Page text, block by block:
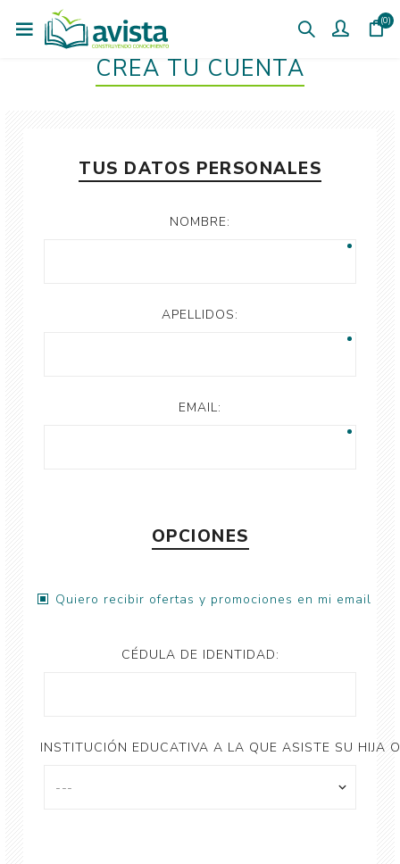
(0)
CREÁ TU CUENTA
TUS DATOS PERSONALES
NOMBRE:
APELLIDOS:
EMAIL:
OPCIONES
Quiero recibir ofertas y promociones en mi email
CÉDULA DE IDENTIDAD:
INSTITUCIÓN EDUCATIVA A LA QUE ASISTE SU HIJA